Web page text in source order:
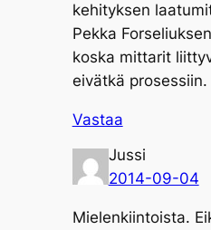
kehityksen
Pekka
koska mittarit
eivätkä prosessiin.
Vastaa
Jussi
2014-09-04
Mielenkiintoista.